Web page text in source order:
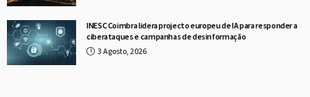
INESC Coimbra lidera projecto europeu de IA para responder a
ciberataques e campanhas de desinformação
3 Agosto, 2026